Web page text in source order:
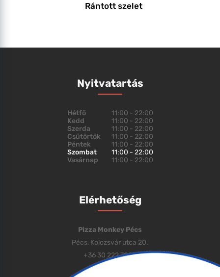
Rántott szelet
Nyitvatartás
Hétfő
11:00 - 22:00
Kedd
11:00 - 22:00
Szerda
11:00 - 22:00
Csütörtök
11:00 - 22:00
Péntek
11:00 - 22:00
Szombat
11:00 - 22:00
Vasárnap
11:00 - 22:00
Elérhetőség
Pizza Monkey Pécs
Pécs, Kolozsvár utca 20.
+36 30 222 7000